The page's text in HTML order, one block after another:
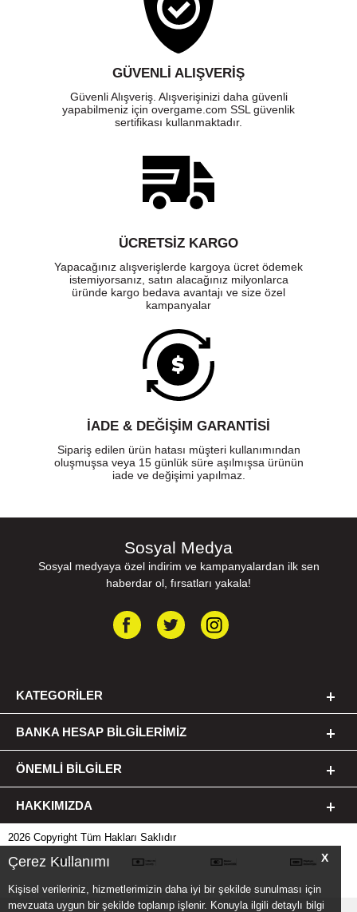
X
Çerez Kullanımı
Kişisel verileriniz, hizmetlerimizin daha iyi bir şekilde sunulması için
mevzuata uygun bir şekilde toplanıp işlenir. Konuyla ilgili detaylı bilgi
GÜVENLI ALIŞVERIŞ
Güvenli Alışveriş. Alışverişinizi daha güvenli
yapabilmeniz için overgame.com SSL güvenlik
sertifikası kullanmaktadır.
ÜCRETSIZ KARGO
Yapacağınız alışverişlerde kargoya ücret ödemek
istemiyorsanız, satın alacağınız milyonlarca
üründe kargo bedava avantajı ve size özel
kampanyalar
İADE & DEĞİŞİM GARANTİSİ
Sipariş edilen ürün hatası müşteri kullanımından
oluşmuşsa veya 15 günlük süre aşılmışsa ürünün
iade ve değişimi yapılmaz.
Sosyal Medya
Sosyal medyaya özel indirim ve kampanyalardan ilk sen
haberdar ol, fırsatları yakala!
KATEGORILER
BANKA HESAP BILGILERIMIZ
ÖNEMLI BILGILER
HAKKIMIZDA
2026 Copyright Tüm Hakları Saklıdır